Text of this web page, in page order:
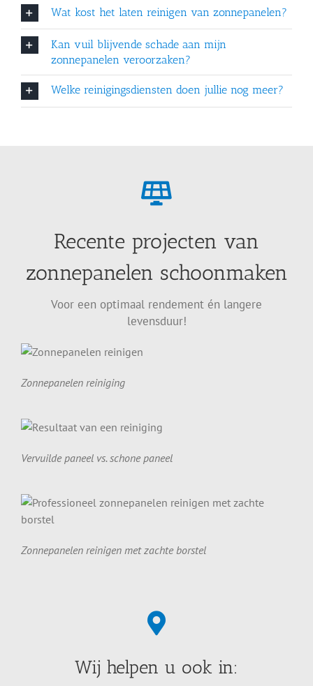
Wat kost het laten reinigen van zonnepanelen?
Kan vuil blijvende schade aan mijn
zonnepanelen veroorzaken?
Welke reinigingsdiensten doen jullie nog meer?
Recente projecten van
zonnepanelen schoonmaken
Voor een optimaal rendement én langere
levensduur!
Zonnepanelen reiniging
Vervuilde paneel vs. schone paneel
Zonnepanelen reinigen met zachte borstel
Wij helpen u ook in: